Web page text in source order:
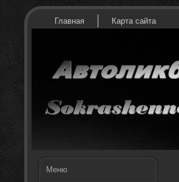
Главная Карта сайта
Меню